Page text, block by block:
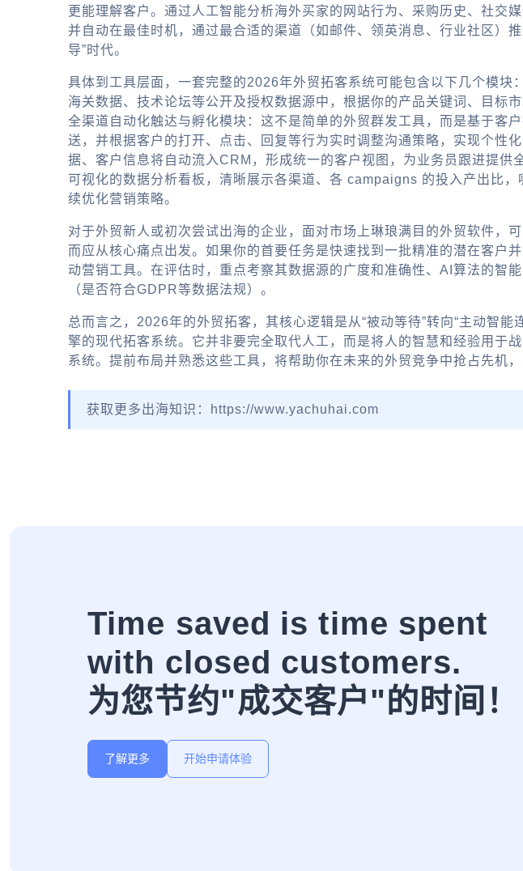
更能理解客户。通过人工智能分析海外买家的网站行为、采购历史、社交
并自动在最佳时机，通过最合适的渠道（如邮件、领英消息、行业社区）
导”时代。
具体到工具层面，一套完整的2026年外贸拓客系统可能包含以下几个模块
海关数据、技术论坛等公开及授权数据源中，根据你的产品关键词、目标
全渠道自动化触达与孵化模块：这不是简单的外贸群发工具 ，而是基于客
送，并根据客户的打开、点击、回复等行为实时调整沟通策略，实现个性
据、客户信息将自动流入CRM，形成统一的客户视图，为业务员跟进提
可视化的数据分析看板，清晰展示各渠道、各 campaigns 的投入产出比
续优化营销策略。
对于外贸新人或初次尝试出海的企业，面对市场上琳琅满目的外贸软件 ，
而应从核心痛点出发。如果你的首要任务是快速找到一批精准的潜在客户
动营销工具。在评估时，重点考察其数据源的广度和准确性、AI算法的智
（是否符合GDPR等数据法规）。
总而言之，2026年的外贸拓客，其核心逻辑是从“被动等待”转向“主动智能
擎的现代拓客系统。它并非要完全取代人工，而是将人的智慧和经验用于
系统。提前布局并熟悉这些工具，将帮助你在未来的外贸竞争中抢占先机
获取更多出海知识：https://www.yachuhai.com
Time saved is time spent
with closed customers.
为您节约"成交客户"的时间！
了解更多 开始申请体验